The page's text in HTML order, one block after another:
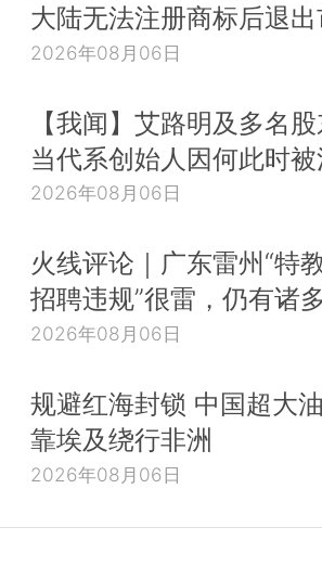
大陆无法注册商标后退
2026年08月06日
【我闻】艾路明及多名
当代系创始人因何此时
2026年08月06日
火线评论｜广东雷州“特
招聘违规”很雷，仍有诸
2026年08月06日
规避红海封锁 中国超大
靠埃及绕行非洲
2026年08月06日